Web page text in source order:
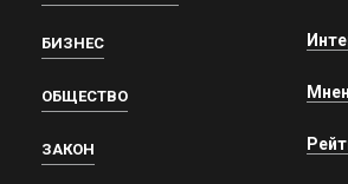
БИЗНЕС
ОБЩЕСТВО
ЗАКОН